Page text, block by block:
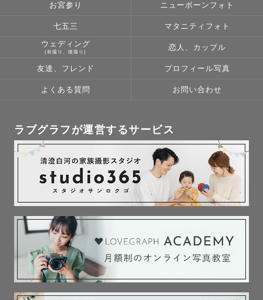
お宮参り ニューボーンフォト
七五三 マタニティフォト
ウェディング
(前撮り、後撮り)
恋人、カップル
友達、フレンド プロフィール写真
よくある質問 お問い合わせ
ラブグラフが運営するサービス